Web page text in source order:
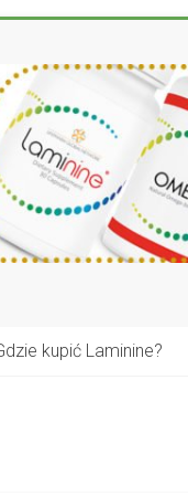
kupić Laminine?